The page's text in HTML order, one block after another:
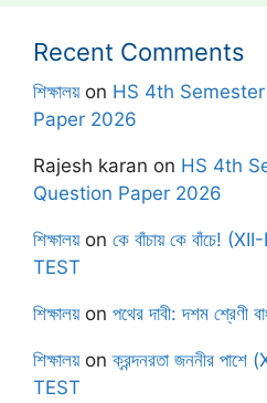
Recent Comments
শিক্ষালয়on HS 4th
Paper 2026
Rajesh karan on HS 4th
Question Paper 2026
শিক্ষালয়on কে বাঁচায় কে বাঁচে!
TEST
শিক্ষালয়on পথের দাবী: দশম
শিক্ষালয়onক্রন্দনরতা জননীর
TEST